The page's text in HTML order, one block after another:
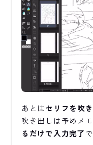
あとはセリフを吹
吹き出しは予めメ
るだけで入力完了